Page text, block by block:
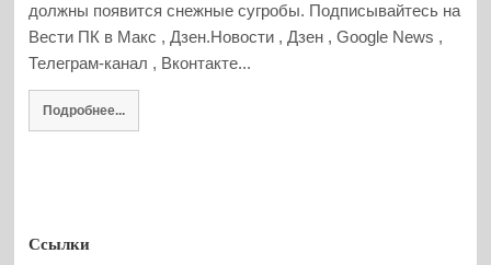
должны появится снежные сугробы. Подписывайтесь на
Вести ПК в Макс , Дзен.Новости , Дзен , Google News ,
Телеграм-канал , Вконтакте...
Подробнее...
Ссылки